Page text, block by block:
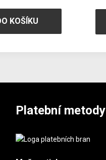
KOŠÍKU
Platební metody